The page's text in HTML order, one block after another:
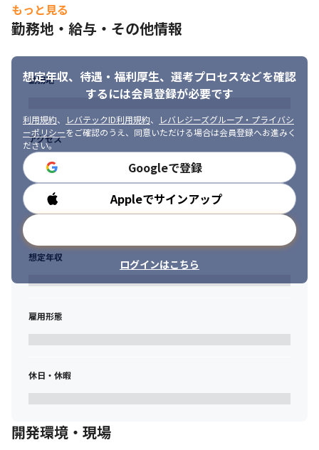
挑戦したい方
・新しい知識や技術を積極的に学び、成長し続けたい方
献したい方
もっと見る
勤務地・給与・その他情報
想定年収、待遇・福利厚生、 選考プロセスなどを確認
するには会員登録が必要です
利用規約、 レバテックID利用規約、
レバレジーズグループ・プライバシ
ーポリシーをご確認のうえ、同意いただける場合は会員登録へお進みく
ださい。
Googleで登録
Appleでサインアップ
ログインはこちら
勤務地
アクセス
勤務時間
想定年収
雇用形態
休日・休暇
開発環境・現場